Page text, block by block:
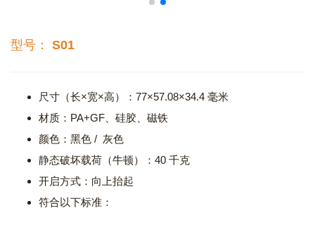
型号： S01
尺寸（长×宽×高）：77×57.08×34.4 毫米
材质：PA+GF、硅胶、磁铁
颜色：黑色 / 灰色
静态破坏载荷（牛顿）：40 千克
开启方式：向上抬起
符合以下标准：